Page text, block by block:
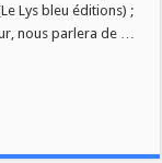
Lys bleu éditions) ;
nous parlera de …